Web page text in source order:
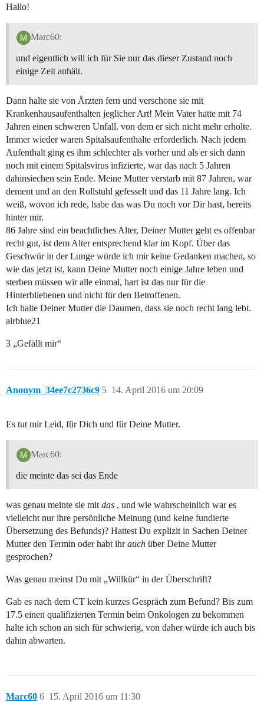
Hallo!
Marc60:
und eigentlich will ich für Sie nur das dieser Zustand noch
einige Zeit anhält.
Dann halte sie von Ärzten fern und verschone sie mit
Krankenhausaufenthalten jeglicher Art! Mein Vater hatte mit 74
Jahren einen schweren Unfall. von dem er sich nicht mehr erholte.
Immer wieder waren Spitalsaufenthalte erforderlich. Nach jedem
Aufenthalt ging es ihm schlechter als vorher und als er sich dann
noch mit einem Spitalsvirus infizierte, war das nach 5 Jahren
dahinsiechen sein Ende. Meine Mutter verstarb mit 87 Jahren, war
dement und an den Rollstuhl gefesselt und das 11 Jahre lang. Ich
weiß, wovon ich rede, habe das was Du noch vor Dir hast, bereits
hinter mir.
86 Jahre sind ein beachtliches Alter, Deiner Mutter geht es offenbar
recht gut, ist dem Alter entsprechend klar im Kopf. Über das
Geschwür in der Lunge würde ich mir keine Gedanken machen, so
wie das jetzt ist, kann Deine Mutter noch einige Jahre leben und
sterben müssen wir alle einmal, hart ist das nur für die
Hinterbliebenen und nicht für den Betroffenen.
Ich halte Deiner Mutter die Daumen, dass sie noch recht lang lebt.
airblue21
3 „Gefällt mir“
Anonym_34ee7c2736c9 14. April 2016 um 20:09
5
Es tut mir Leid, für Dich und für Deine Mutter.
Marc60:
die meinte das sei das Ende
was genau meinte sie mit das , und wie wahrscheinlich war es
vielleicht nur ihre persönliche Meinung (und keine fundierte
Übersetzung des Befunds)? Hattest Du explizit in Sachen Deiner
Mutter den Termin oder habt ihrauch über Deine Mutter
gesprochen?
Was genau meinst Du mit „Willkür“ in der Überschrift?
Gab es nach dem CT kein kurzes Gespräch zum Befund? Bis zum
17.5 einen qualifizierten Termin beim Onkologen zu bekommen
halte ich schon an sich für schwierig, von daher würde ich auch bis
dahin abwarten.
Marc60 15. April 2016 um 11:30
6